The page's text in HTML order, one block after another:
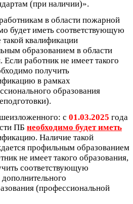
(при наличии)».
в области пожарной
будет иметь соответствующую
квалификации
образованием в области
работник не имеет такого
получить
в рамках
образования
с 01.03.2025 года
ПБ необходимо будет иметь
Наличие такой
профильным образованием
не имеет такого образования,
соответствующую
(профессиональной